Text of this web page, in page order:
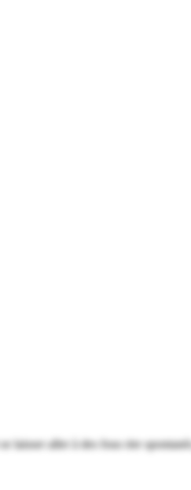
laisser aller à des fous rire